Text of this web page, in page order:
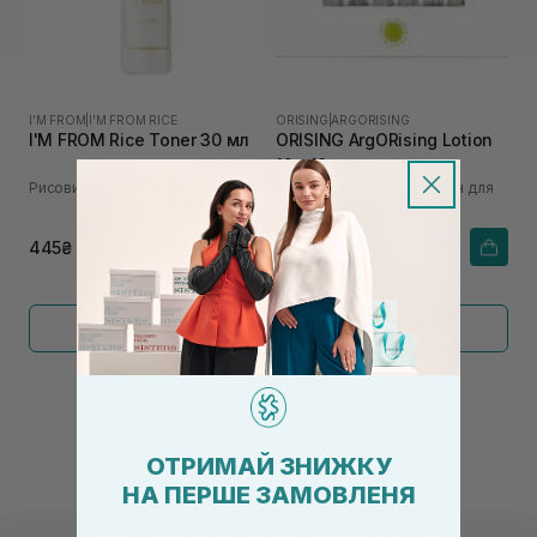
I'M FROM I'M FROM RICE
I'M FROM Rice Toner 30 мл
Рисовий зволожуючий тонер
445₴
ORISING |ARGORISING
ORISING ArgORising Lotion
12 х 10 мл
Фітоесенціальний лосьйон для
сухого волосся
4 320₴
Показати більше
2
ОТРИМАЙ ЗНИЖКУ
НА ПЕРШЕ ЗАМОВЛЕНЯ